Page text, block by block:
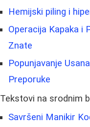
Hemijski piling i
Operacija Kapaka i
Znate
Popunjavanje
Preporuke
Tekstovi na srodnim
Savršeni Manikir